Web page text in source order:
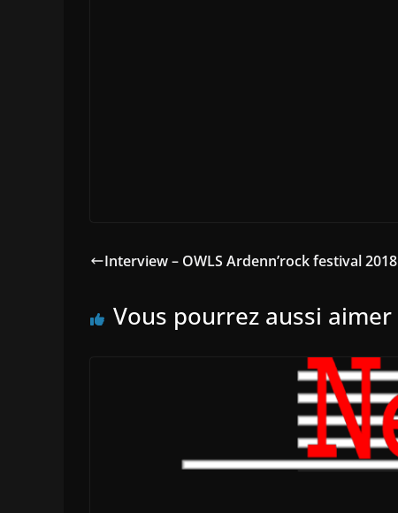
Interview – OWLS Ardenn’rock festival 2018
Vous pourrez aussi aimer